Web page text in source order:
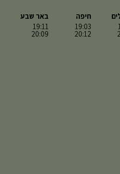
חיפה
19:03
20:12
באר שבע
19:11
20:09